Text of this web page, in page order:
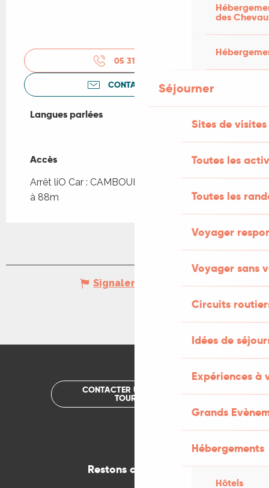
des
Séjourner
Sites de visites
Toutes les
Toutes les
Voyager
Voyager sans
Circuits
Idées de
Expériences à
Grands
Hébergements
Hôtels
05 31 86 00
CONTACTEZ-NOUS
Langues parlées
Langues parlées
Accès
Accès
Arrêt liO Car : CAMBOULIT - Le Drauzou Hôtel
à 88m
Signaler une erreur
CONTACTER UN OFFICE DE
TOURISME
Restons connectés